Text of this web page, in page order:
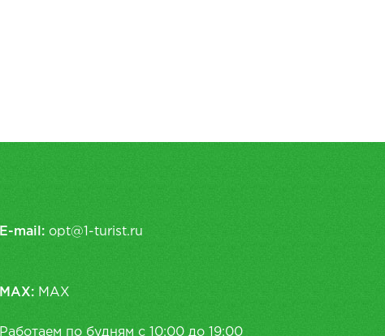
E-mail: opt@1-turist.ru
MAX: MAX
Работаем по будням с 10:00 до 19:00